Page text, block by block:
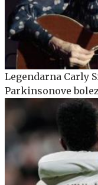
Legendarna Carly
Parkinsonove